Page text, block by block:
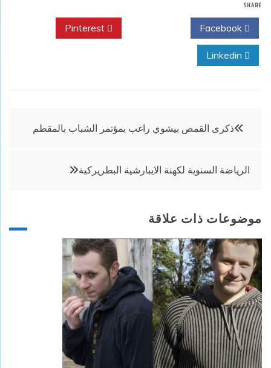
SHARE
تصفّح
ذكرى القمص بيشوي راغب بمؤتمر الشباب بالمقطم
الرياضة السنوية لكهنة الايبارشية البطريركية
موضوعات ذات علاقة